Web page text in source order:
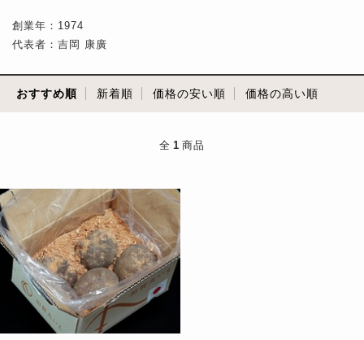
創業年：1974
代表者：吉岡 康廣
おすすめ順 新着順 価格の安い順 価格の高い順
全 1 商品